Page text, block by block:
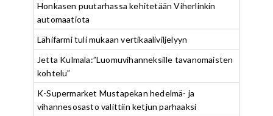
Honkasen puutarhassa kehitetään Viherlinkin
automaatiota
Lähifarmi tuli mukaan vertikaaliviljelyyn
Jetta Kulmala:”Luomuvihanneksille tavanomaisten
kohtelu”
K-Supermarket Mustapekan hedelmä- ja
vihannesosasto valittiin ketjun parhaaksi